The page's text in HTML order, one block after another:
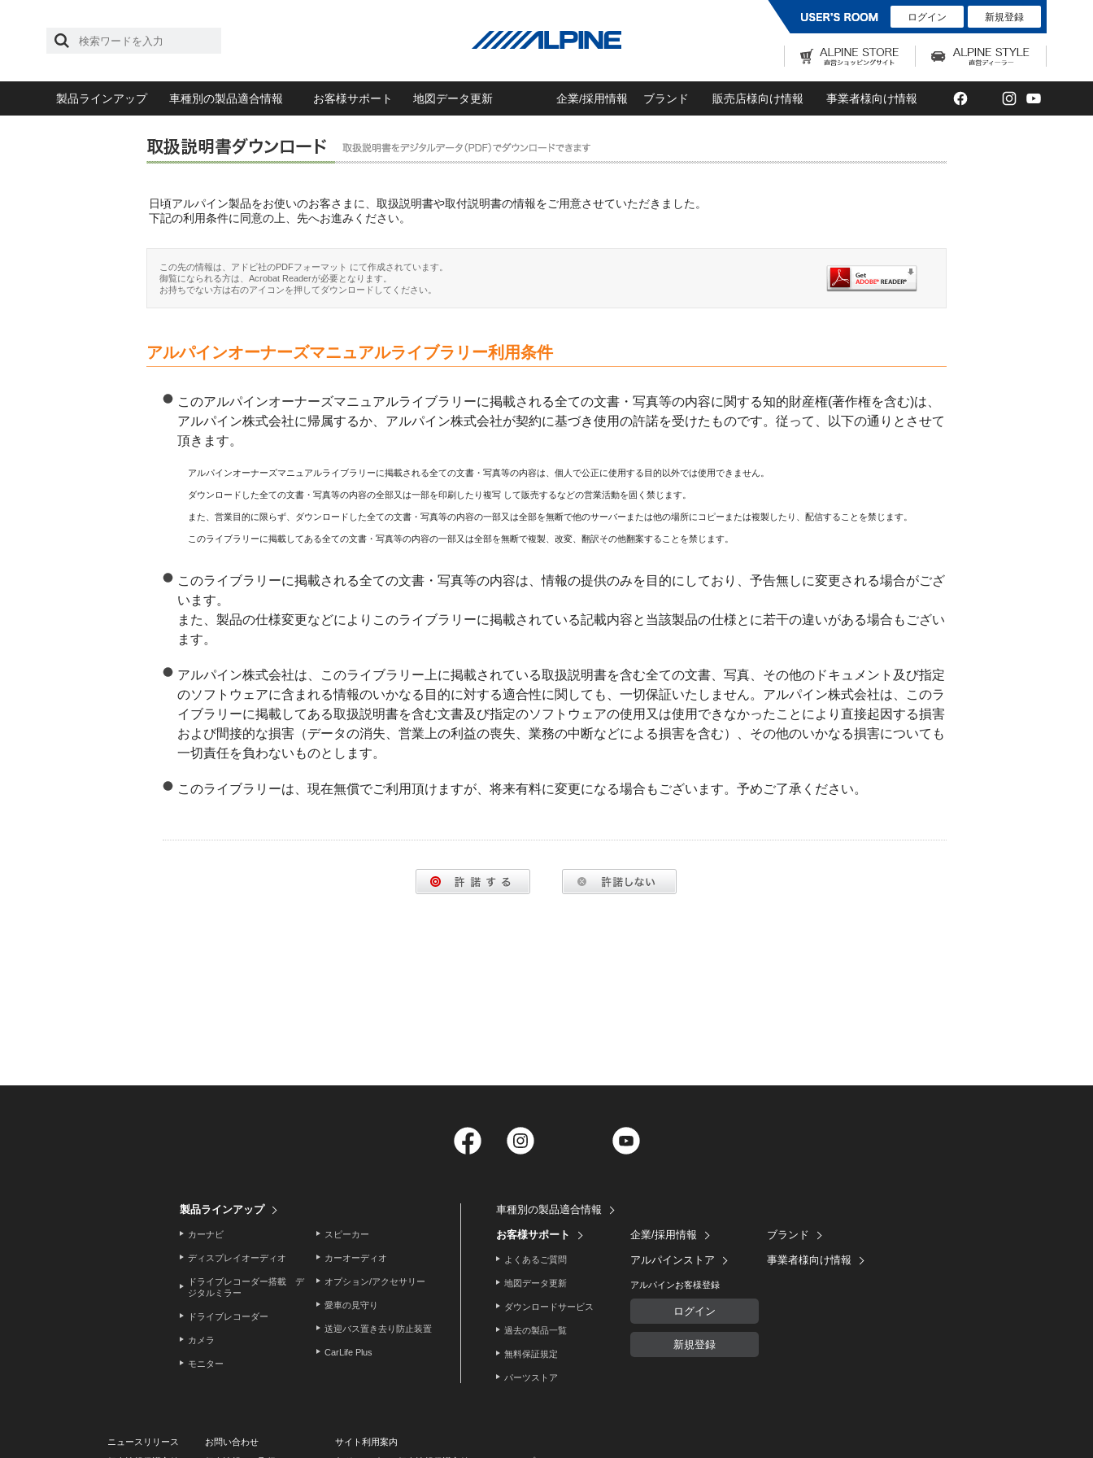
ログイン 新規登録
製品ラインアップ 車種別の製品適合情報 お客様サポート 地図データ更新 企業/採用情報 ブランド 販売店様向け情報 事業者様向け情報 Facebook
TwitterInstagram
日頃アルパイン製品をお使いのお客さまに、取扱説明書や取付説明書の情報をご用意させていただきました。
下記の利用条件に同意の上、先へお進みください。
この先の情報は、アドビ社のPDFフォーマット にて作成されています。
御覧になられる方は、Acrobat Readerが必要となります。
お持ちでない方は右のアイコンを押してダウンロードしてください。
アルパインオーナーズマニュアルライブラリー利用条件
このアルパインオーナーズマニュアルライブラリーに掲載される全ての文書・写真等の内容に関する知的財産権(著作権を含む)は、
アルパイン株式会社に帰属するか、アルパイン株式会社が契約に基づき使用の許諾を受けたものです。従って、以下の通りとさせて
頂きます。
アルパインオーナーズマニュアルライブラリーに掲載される全ての文書・写真等の内容は、個人で公正に使用する目的以外では使用できません。
ダウンロードした全ての文書・写真等の内容の全部又は一部を印刷したり複写 して販売するなどの営業活動を固く禁じます。
また、営業目的に限らず、ダウンロードした全ての文書・写真等の内容の一部又は全部を無断で他のサーバーまたは他の場所にコピーまたは複製したり、配信することを禁じます。
このライブラリーに掲載してある全ての文書・写真等の内容の一部又は全部を無断で複製、改変、翻訳その他翻案することを禁じます。
このライブラリーに掲載される全ての文書・写真等の内容は、情報の提供のみを目的にしており、予告無しに変更される場合がござ
います。
また、製品の仕様変更などによりこのライブラリーに掲載されている記載内容と当該製品の仕様とに若干の違いがある場合もござい
ます。
アルパイン株式会社は、このライブラリー上に掲載されている取扱説明書を含む全ての文書、写真、その他のドキュメント及び指定
のソフトウェアに含まれる情報のいかなる目的に対する適合性に関しても、一切保証いたしません。アルパイン株式会社は、このラ
イブラリーに掲載してある取扱説明書を含む文書及び指定のソフトウェアの使用又は使用できなかったことにより直接起因する損害
および間接的な損害（データの消失、営業上の利益の喪失、業務の中断などによる損害を含む）、その他のいかなる損害についても
一切責任を負わないものとします。
このライブラリーは、現在無償でご利用頂けますが、将来有料に変更になる場合もございます。予めご了承ください。
Facebook Twitter
製品ラインアップ
カーナビ
ディスプレイオーディオ
ドライブレコーダー搭載 デ
ジタルミラー
ドライブレコーダー
カメラ
モニター
スピーカー
カーオーディオ
オプション/アクセサリー
愛車の見守り
送迎バス置き去り防止装置
CarLife Plus
車種別の製品適合情報
お客様サポート
よくあるご質問
地図データ更新
ダウンロードサービス
過去の製品一覧
無料保証規定
パーツストア
企業/採用情報
アルパインストア
アルパインお客様登録
ログイン
新規登録
ブランド
事業者様向け情報
ニュースリリース お問い合わせ
サイト利用案内